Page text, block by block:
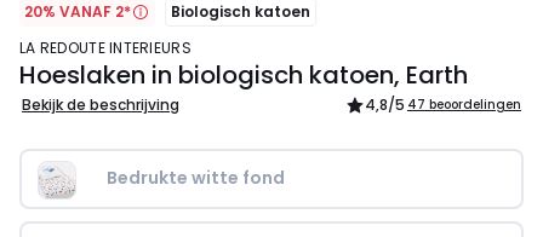
20% VANAF 2*
Biologisch katoen
LA REDOUTE INTERIEURS
Hoeslaken in biologisch katoen, Earth
Bekijk de beschrijving 4,8/5 47 beoordelingen
Bedrukte witte fond